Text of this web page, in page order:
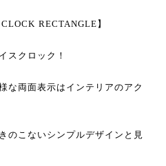
RECTANGLE】
スクロック！
な両面表示はインテリアのアク
のこないシンプルデザインと見